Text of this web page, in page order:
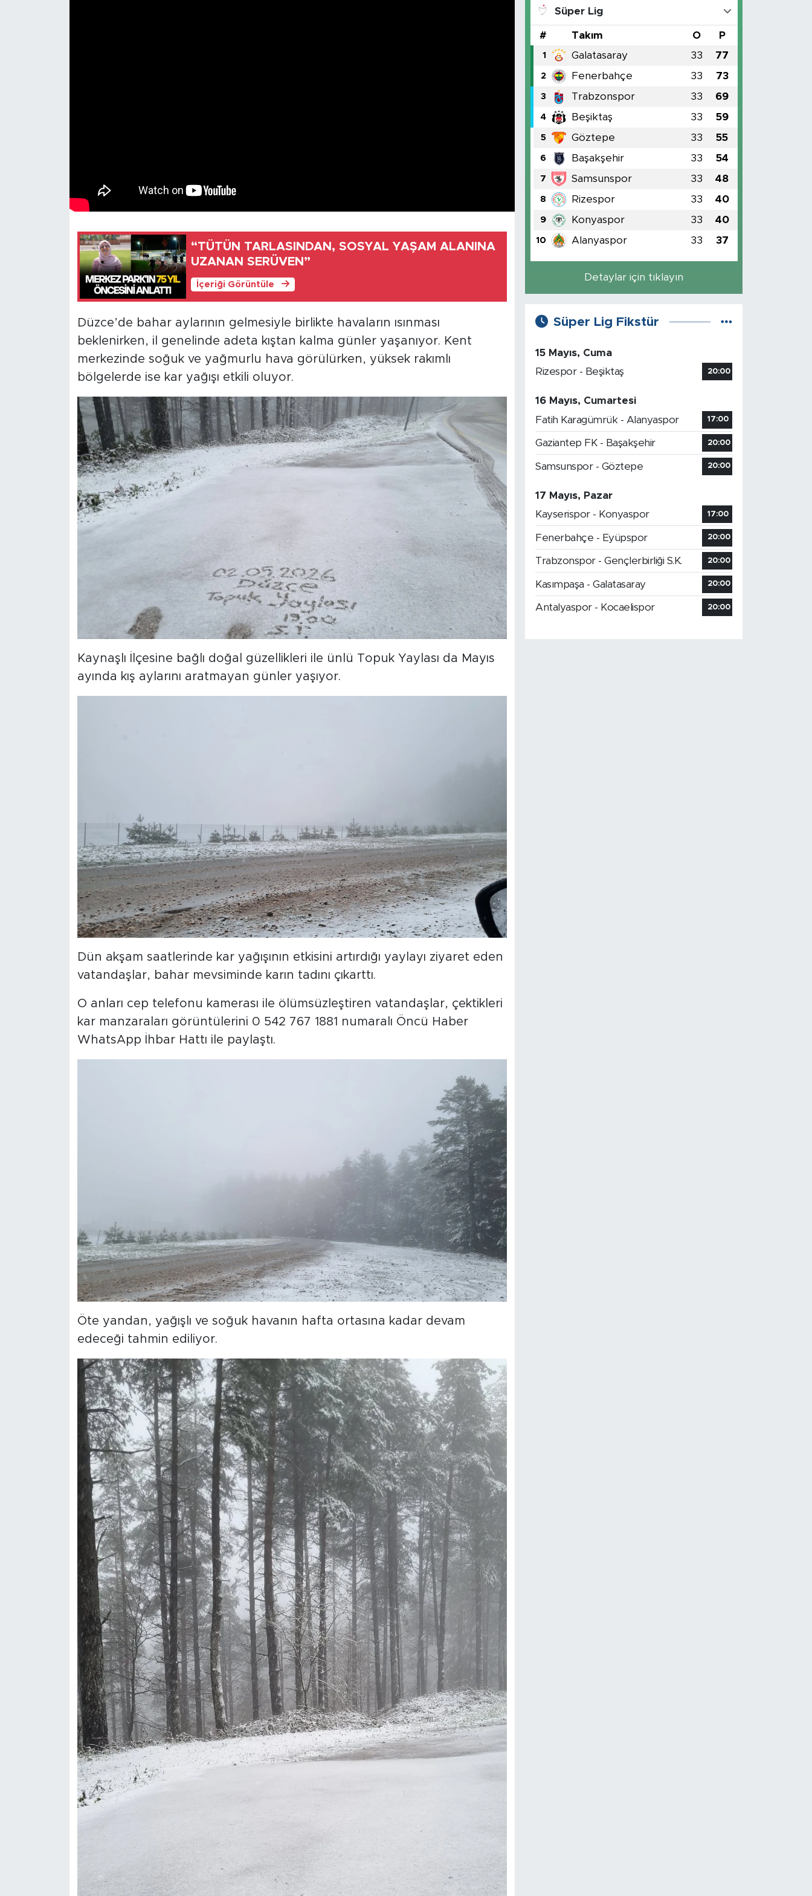
“TÜTÜN TARLASINDAN, SOSYAL YAŞAM ALANINA
UZANAN SERÜVEN”
İçeriği Görüntüle
Düzce’de bahar aylarının gelmesiyle birlikte havaların ısınması
beklenirken, il genelinde adeta kıştan kalma günler yaşanıyor. Kent
merkezinde soğuk ve yağmurlu hava görülürken, yüksek rakımlı
bölgelerde ise kar yağışı etkili oluyor.
Kaynaşlı İlçesine bağlı doğal güzellikleri ile ünlü Topuk Yaylası da Mayıs
ayında kış aylarını aratmayan günler yaşıyor.
Dün akşam saatlerinde kar yağışının etkisini artırdığı yaylayı ziyaret eden
vatandaşlar, bahar mevsiminde karın tadını çıkarttı.
O anları cep telefonu kamerası ile ölümsüzleştiren vatandaşlar, çektikleri
kar manzaraları görüntülerini 0 542 767 1881 numaralı Öncü Haber
WhatsApp İhbar Hattı ile paylaştı.
Öte yandan, yağışlı ve soğuk havanın hafta ortasına kadar devam
edeceği tahmin ediliyor.
Süper Lig
# Takım O P
1 Galatasaray 33 77
2 Fenerbahçe 33 73
3 Trabzonspor 33 69
4 Beşiktaş 33 59
5 Göztepe 33 55
6 Başakşehir 33 54
7 Samsunspor 33 48
8 Rizespor 33 40
9 Konyaspor 33 40
10 Alanyaspor 33 37
Detaylar için tıklayın
Süper Lig Fikstür
15 Mayıs, Cuma
Rizespor - Beşiktaş
20:00
16 Mayıs, Cumartesi
Fatih Karagümrük - Alanyaspor
17:00
Gaziantep FK - Başakşehir 20:00
Samsunspor - Göztepe 20:00
17 Mayıs, Pazar
Kayserispor - Konyaspor
17:00
Fenerbahçe - Eyüpspor 20:00
Trabzonspor - Gençlerbirliği S.K. 20:00
Kasımpaşa - Galatasaray 20:00
Antalyaspor - Kocaelispor 20:00